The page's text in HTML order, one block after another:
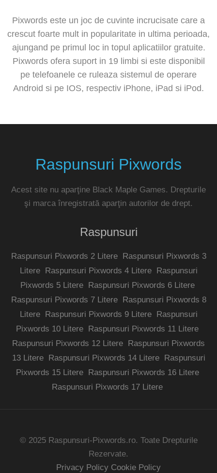
Pixwords este un joc de cuvinte incrucisate care a
crescut foarte mult in popularitate in ultima perioada,
ajungand pe primul loc in topul aplicatiilor gratuite.
Pixwords ofera suport in 19 limbi si este disponibil
pe telefoanele ce ruleaza sistemul de operare
Android si pe IOS, respectiv iPhone, iPad si iPod.
Raspunsuri Pixwords
Acest site nu aparţine Black Maple Games. Drepturile
şi marca înregistrată aparţin autorilor de drept.
Raspunsuri
Raspunsuri Pixwords 2 Litere
Raspunsuri Pixwords 3
Litere
Raspunsuri Pixwords 4 Litere
Raspunsuri
Pixwords 5 Litere
Raspunsuri Pixwords 6 Litere
Raspunsuri Pixwords 7 Litere
Raspunsuri Pixwords 8
Litere
Raspunsuri Pixwords 9 Litere
Raspunsuri
Pixwords 10 Litere Raspunsuri Pixwords 11 Litere
Raspunsuri Pixwords 12 Litere Raspunsuri Pixwords
13 Litere
Raspunsuri Pixwords 14 Litere
Raspunsuri
Pixwords 15 Litere
Raspunsuri Pixwords 16 Litere
Raspunsuri Pixwords 17 Litere
© 2025 Raspunsuri-Pixwords.ro. Toate Drepturile
Rezervate.
Privacy Policy Cookie Policy